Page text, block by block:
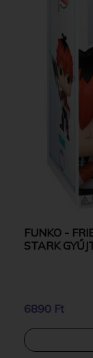
FUNKO -
STARK
6890 Ft